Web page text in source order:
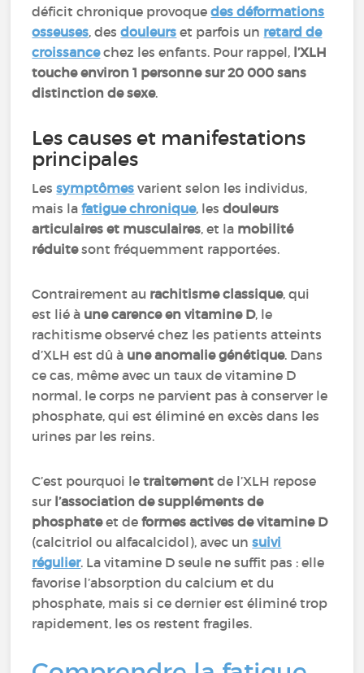
déficit chronique provoquedes déformations
osseuses, desdouleurs et parfois un retard de
croissancechez les enfants. Pour rappel, l’XLH
touche environ 1 personne sur 20 000 sans
distinction de sexe.
Les causes et manifestations
principales
Lessymptômes varient selon les individus,
mais lafatigue chronique, lesdouleurs
articulaires et musculaires, et la mobilité
réduitesont fréquemment rapportées.
Contrairement au rachitisme classique, qui
est lié à une carence en vitamine D, le
rachitisme observé chez les patients atteints
d’XLH est dû à une anomalie génétique. Dans
ce cas, même avec un taux de vitamine D
normal, le corps ne parvient pas à conserver le
phosphate, qui est éliminé en excès dans les
urines par les reins.
C’est pourquoi letraitement de l’XLH repose
sur l’association de suppléments de
phosphateet deformes actives de vitamine D
(calcitriol ou alfacalcidol), avec unsuivi
régulier. La vitamine D seule ne suffit pas : elle
favorise l’absorption du calcium et du
phosphate, mais si ce dernier est éliminé trop
rapidement, les os restent fragiles.